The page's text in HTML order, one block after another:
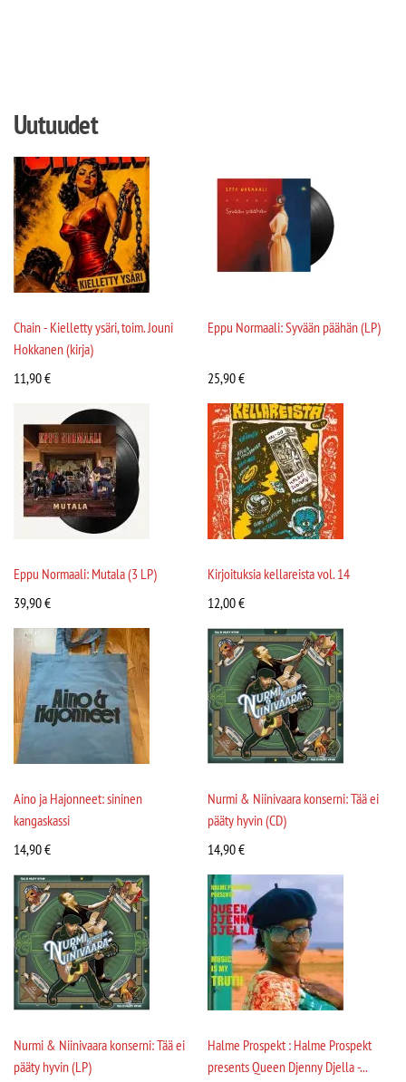
Uutuudet
Chain - Kielletty ysäri, toim. Jouni
Hokkanen (kirja)
11,90€
Eppu Normaali: Syvään päähän (LP)
25,90€
Eppu Normaali: Mutala (3 LP)
39,90€
Kirjoituksia kellareista vol. 14
12,00€
Aino ja Hajonneet: sininen
kangaskassi
14,90€
Nurmi & Niinivaara konserni: Tää ei
pääty hyvin (CD)
14,90€
Nurmi & Niinivaara konserni: Tää ei
pääty hyvin (LP)
Halme Prospekt : Halme Prospekt
presents Queen Djenny Djella -...